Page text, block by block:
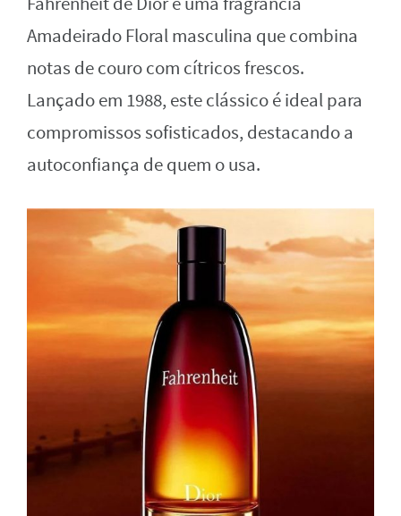
Amadeirado Floral masculina que combina
notas de couro com cítricos frescos.
Lançado em 1988, este clássico é ideal para
compromissos sofisticados, destacando a
autoconfiança de quem o usa.